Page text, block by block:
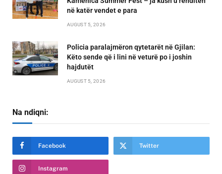
në katër vendet e para
AUGUST 5, 2026
Policia paralajmëron qytetarët në Gjilan:
Këto sende që i lini në veturë po i joshin
hajdutët
AUGUST 5, 2026
Na ndiqni:
Facebook Twitter
Instagram